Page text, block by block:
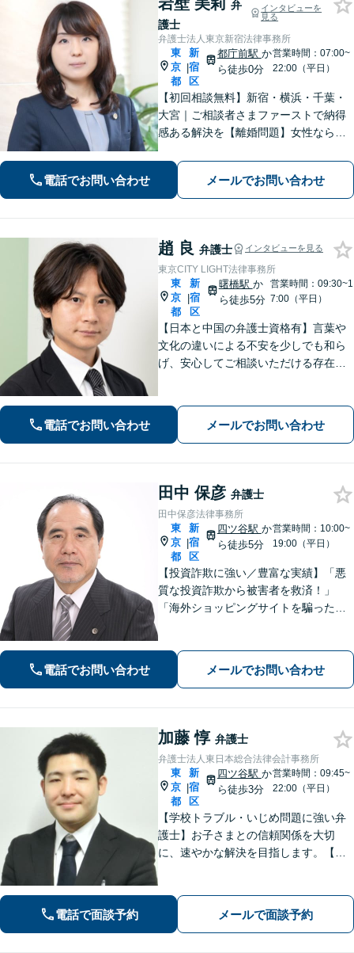
弁
護士
インタビューを
見る
弁護士法人東京新宿法律事務所
東
京
都
|
新
宿
区
都庁前駅 か
ら徒歩0分
営業時間：07:00~
22:00（平日）
​​【初回相談無料】新宿・横浜・千葉・
大宮｜ご相談者さまファーストで納得
感ある解決を【離婚問題】女性ならで
らご相談ください【相続問題】事務所
相談実績1万件以上！様々な相続トラブ
ルをトータルサポート【都庁前駅直
結】​
電話でお問い合わせ メールでお問い合わせ
趙 良 弁護士 インタビューを見る
東京CITY LIGHT法律事務所
東
京
都
|
新
宿
区
曙橋駅 か
ら徒歩5分
営業時間：09:30~1
7:00（平日）
【日本と中国の弁護士資格有】言葉や
文化の違いによる不安を少しでも和ら
げ、安心してご相談いただける存在で
策をご提案します。お気軽にご相談く
ださい【初回相談無料】
電話でお問い合わせ メールでお問い合わせ
田中 保彦 弁護士
田中保彦法律事務所
東
京
都
|
新
宿
区
四ツ谷駅 か
ら徒歩5分
営業時間：10:00~
19:00（平日）
【投資詐欺に強い／豊富な実績】「悪
質な投資詐欺から被害者を救済！」
「海外ショッピングサイトを騙った詐
少しでも多くの返金が得られるよう尽
力します！
電話でお問い合わせ メールでお問い合わせ
加藤 惇 弁護士
弁護士法人東日本総合法律会計事務所
東
京
都
|
新
宿
区
四ツ谷駅 か
ら徒歩3分
営業時間：09:45~
22:00（平日）
【学校トラブル・いじめ問題に強い弁
護士】お子さまとの信頼関係を大切
に、速やかな解決を目指します。【電
谷駅2分】【土日祝・夜間対応可】【W
電話で面談予約 メールで面談予約